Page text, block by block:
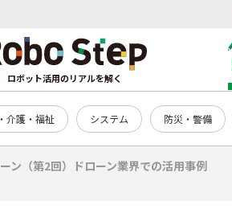
ロボット活用のリアルを解く
介護・福祉 システム 防災・警備
ン（第2回）ドローン業界での活用事例